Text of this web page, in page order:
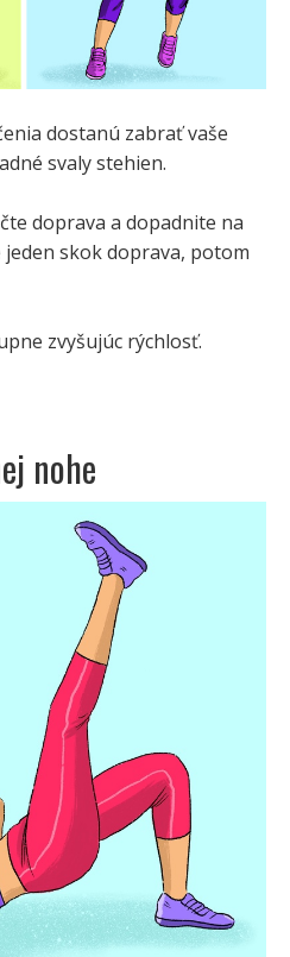
dostanú zabrať vaše
svaly stehien.
doprava a dopadnite na
skok doprava, potom
zvyšujúc rýchlosť.
nohe